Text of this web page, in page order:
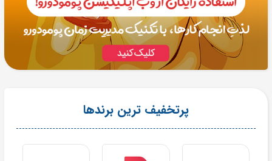
پرتخفیف ترین برندها